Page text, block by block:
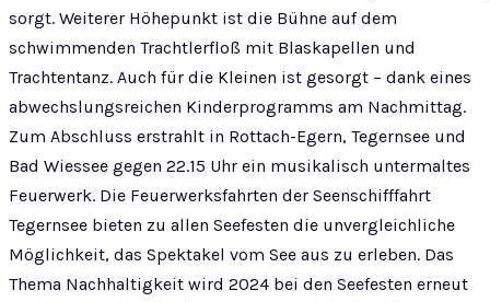
sorgt. Weiterer Höhepunkt ist die Bühne auf dem
schwimmenden Trachtlerfloß mit Blaskapellen und
Trachtentanz. Auch für die Kleinen ist gesorgt – dank eines
abwechslungsreichen Kinderprogramms am Nachmittag.
Zum Abschluss erstrahlt in Rottach-Egern, Tegernsee und
Bad Wiessee gegen 22.15 Uhr ein musikalisch untermaltes
Feuerwerk. Die Feuerwerksfahrten der Seenschifffahrt
Tegernsee bieten zu allen Seefesten die unvergleichliche
Möglichkeit, das Spektakel vom See aus zu erleben. Das
Thema Nachhaltigkeit wird 2024 bei den Seefesten erneut